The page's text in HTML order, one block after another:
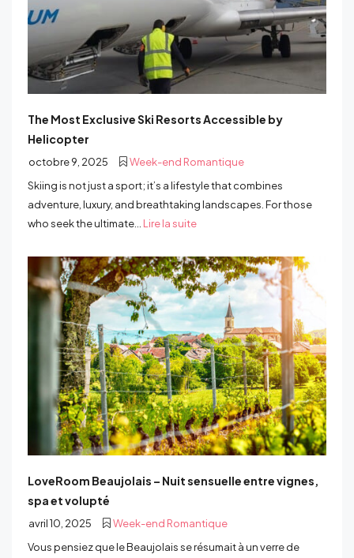
The Most Exclusive Ski Resorts Accessible by
Helicopter
octobre 9, 2025
Week-end Romantique
Skiing is not just a sport; it’s a lifestyle that combines
adventure, luxury, and breathtaking landscapes. For those
who seek the ultimate... Lire la suite
LoveRoom Beaujolais – Nuit sensuelle entre vignes,
spa et volupté
avril 10, 2025
Week-end Romantique
Vous pensiez que le Beaujolais se résumait à un verre de